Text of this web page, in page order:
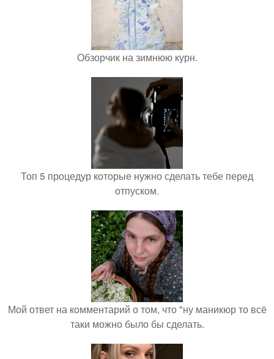
Обзорчик на зимнюю курн.
Топ 5 процедур которые нужно сделать тебе перед
отпуском.
Мой ответ на комментарий о том, что "ну маникюр то всё
таки можно было бы сделать.